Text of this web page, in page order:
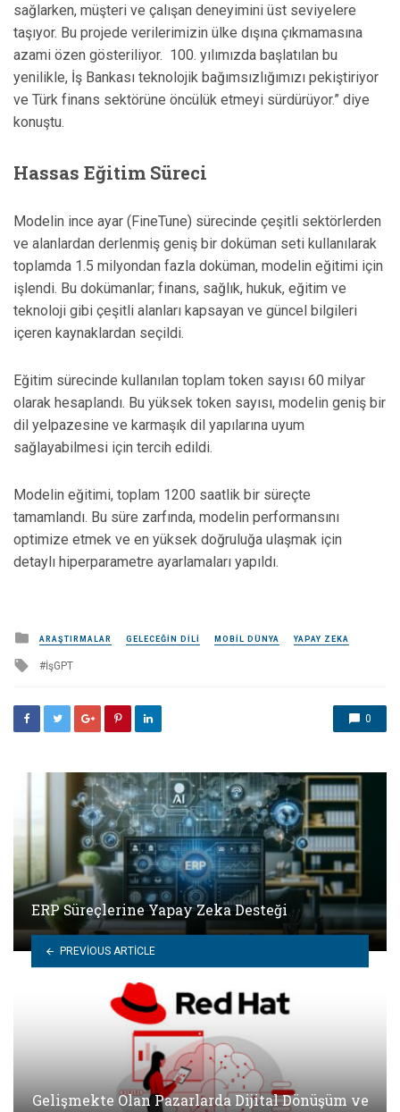
sağlarken, müşteri ve çalışan deneyimini üst seviyelere
taşıyor. Bu projede verilerimizin ülke dışına çıkmamasına
azami özen gösteriliyor. 100. yılımızda başlatılan bu
yenilikle, İş Bankası teknolojik bağımsızlığımızı pekiştiriyor
ve Türk finans sektörüne öncülük etmeyi sürdürüyor.” diye
konuştu.
Hassas Eğitim Süreci
Modelin ince ayar (FineTune) sürecinde çeşitli sektörlerden
ve alanlardan derlenmiş geniş bir doküman seti kullanılarak
toplamda 1.5 milyondan fazla doküman, modelin eğitimi için
işlendi. Bu dokümanlar; finans, sağlık, hukuk, eğitim ve
teknoloji gibi çeşitli alanları kapsayan ve güncel bilgileri
içeren kaynaklardan seçildi.
Eğitim sürecinde kullanılan toplam token sayısı 60 milyar
olarak hesaplandı. Bu yüksek token sayısı, modelin geniş bir
dil yelpazesine ve karmaşık dil yapılarına uyum
sağlayabilmesi için tercih edildi.
Modelin eğitimi, toplam 1200 saatlik bir süreçte
tamamlandı. Bu süre zarfında, modelin performansını
optimize etmek ve en yüksek doğruluğa ulaşmak için
detaylı hiperparametre ayarlamaları yapıldı.
Posted
in
ARAŞTIRMALAR GELECEĞIN DILI MOBIL DÜNYA YAPAY ZEKA
Tagged
İşGPT
0
ERP Süreçlerine Yapay Zeka Desteği
PREVIOUS ARTICLE
Gelişmekte Olan Pazarlarda Dijital Dönüşüm ve